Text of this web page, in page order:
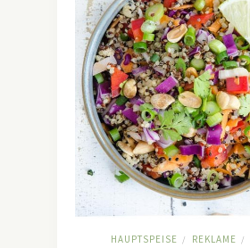
HAUPTSPEISE / REKLAME /